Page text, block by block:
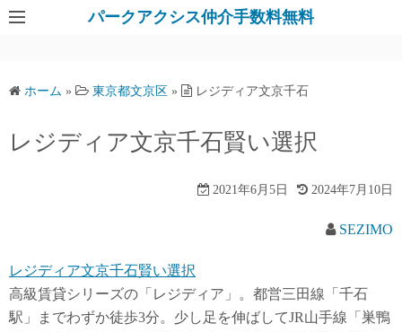
パークアクシス仲介手数料無料
ホーム » 東京都文京区 » レジディア文京千石
レジディア文京千石賢い選択
2021年6月5日 2024年7月10日
SEZIMO
レジディア文京千石賢い選択
高級賃貸シリーズの「レジディア」。都営三田線「千石
駅」までわずか徒歩3分。少し足を伸ばしてJR山手線「巣鴨